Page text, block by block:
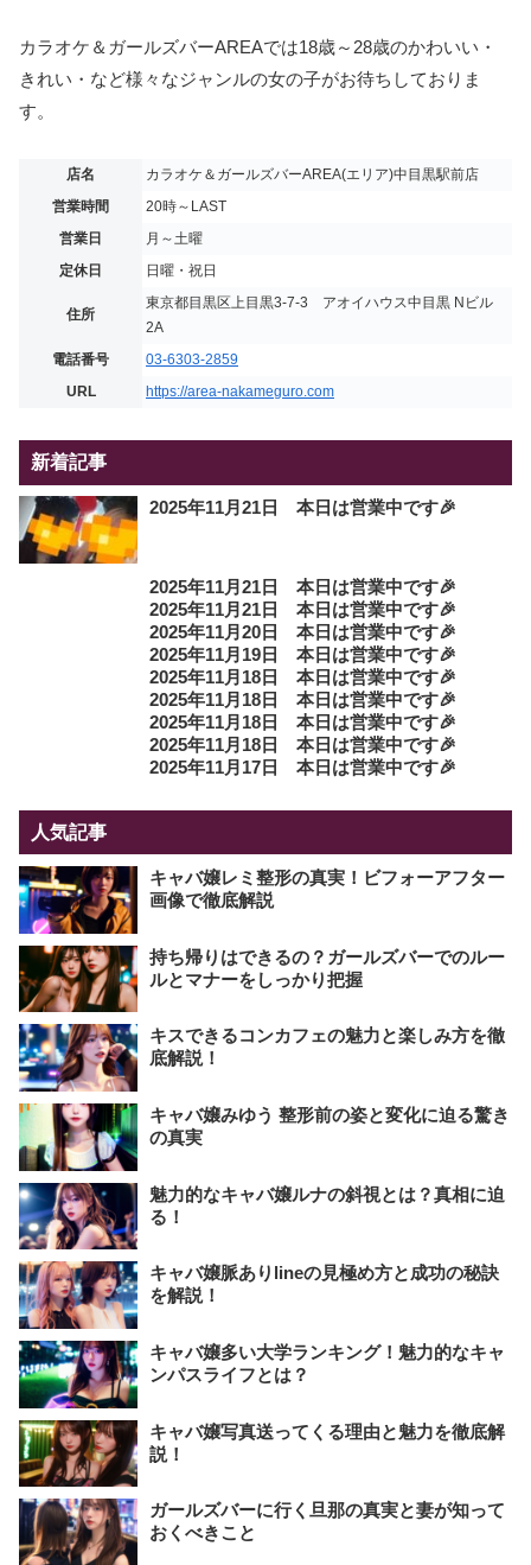
カラオケ＆ガールズバーAREAでは18歳～28歳のかわいい・
きれい・など様々なジャンルの女の子がお待ちしておりま
す。
店名
カラオケ＆ガールズバーAREA(エリア)中目黒駅前店
営業時間
20時～LAST
営業日
月～土曜
定休日
日曜・祝日
住所
東京都目黒区上目黒3-7-3 アオイハウス中目黒 Nビル
2A
電話番号
03-6303-2859
URL
https://area-nakameguro.com
新着記事
2025年11月21日 本日は営業中です🎉
2025年11月21日 本日は営業中です🎉
2025年11月21日 本日は営業中です🎉
2025年11月20日 本日は営業中です🎉
2025年11月19日 本日は営業中です🎉
2025年11月18日 本日は営業中です🎉
2025年11月18日 本日は営業中です🎉
2025年11月18日 本日は営業中です🎉
2025年11月18日 本日は営業中です🎉
2025年11月17日 本日は営業中です🎉
人気記事
キャバ嬢レミ整形の真実！ビフォーアフター
画像で徹底解説
持ち帰りはできるの？ガールズバーでのルー
ルとマナーをしっかり把握
キスできるコンカフェの魅力と楽しみ方を徹
底解説！
キャバ嬢みゆう 整形前の姿と変化に迫る驚き
の真実
魅力的なキャバ嬢ルナの斜視とは？真相に迫
る！
キャバ嬢脈ありlineの見極め方と成功の秘訣
を解説！
キャバ嬢多い大学ランキング！魅力的なキャ
ンパスライフとは？
キャバ嬢写真送ってくる理由と魅力を徹底解
説！
ガールズバーに行く旦那の真実と妻が知って
おくべきこと